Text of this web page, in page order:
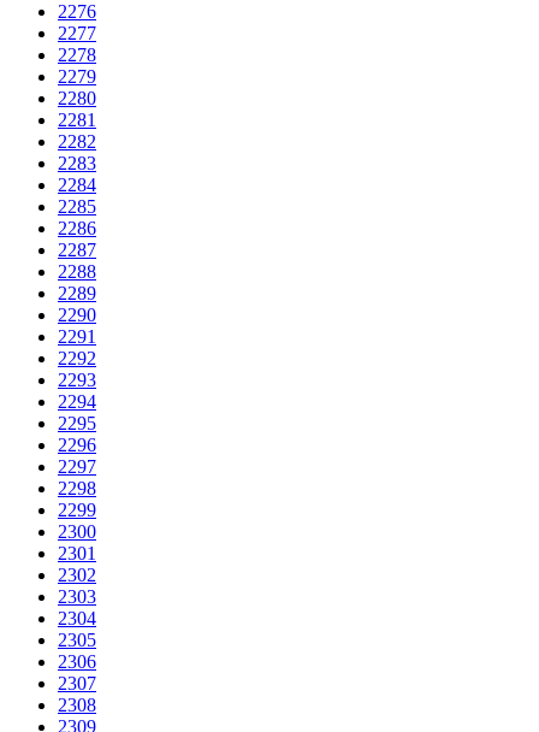
2276
2277
2278
2279
2280
2281
2282
2283
2284
2285
2286
2287
2288
2289
2290
2291
2292
2293
2294
2295
2296
2297
2298
2299
2300
2301
2302
2303
2304
2305
2306
2307
2308
2309